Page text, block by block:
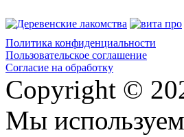
Политика конфиденциальности
Пользовательское соглашение
Согласие на обработку
Copyright ©
Мы